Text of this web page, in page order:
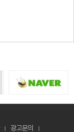
광고문의